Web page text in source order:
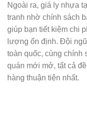
Ngoài ra, giá ly nhựa
tranh nhờ chính sách
giúp bạn tiết kiệm chi
lượng ổn định. Đội
toàn quốc, cùng chính
quán mới mở, tất cả
hàng thuận tiện nhất.